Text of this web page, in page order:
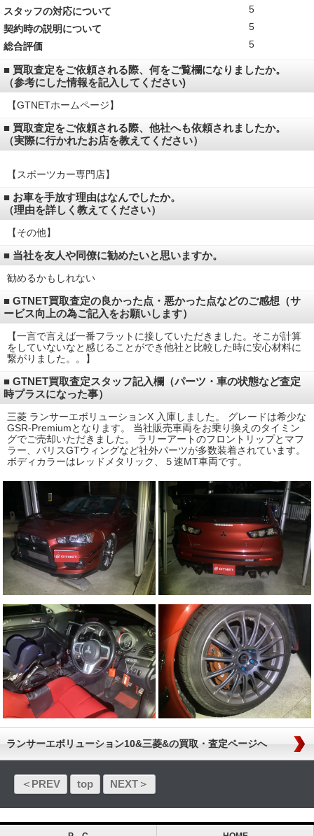
スタッフの対応について
5
契約時の説明について
5
総合評価
5
■ 買取査定をご依頼される際、何をご覧欄になりましたか。
（参考にした情報を記入してください)
【GTNETホームページ】
■ 買取査定をご依頼される際、他社へも依頼されましたか。
（実際に行かれたお店を教えてください）
【スポーツカー専門店】
■ お車を手放す理由はなんでしたか。
（理由を詳しく教えてください）
【その他】
■ 当社を友人や同僚に勧めたいと思いますか。
勧めるかもしれない
■ GTNET買取査定の良かった点・悪かった点などのご感想（サ
ービス向上の為ご記入をお願いします）
【一言で言えば一番フラットに接していただきました。そこが計算
をしていないなと感じることができ他社と比較した時に安心材料に
繋がりました。。】
■ GTNET買取査定スタッフ記入欄（パーツ・車の状態など査定
時プラスになった事）
三菱 ランサーエボリューションX 入庫しました。 グレードは希少な
GSR-Premiumとなります。 当社販売車両をお乗り換えのタイミン
グでご売却いただきました。 ラリーアートのフロントリップとマフ
ラー、バリスGTウィングなど社外パーツが多数装着されています。
ボディカラーはレッドメタリック、５速MT車両です。
ランサーエボリューション10&三菱&の買取・査定ページへ
＜PREV top NEXT＞